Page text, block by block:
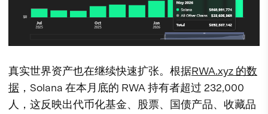
真实世界资产也在继续快速扩张。根据RWA.xyz 的数
据 ，Solana 在本月底的 RWA 持有者超过 232,000
人，这反映出代币化基金、股票、国债产品、收藏品